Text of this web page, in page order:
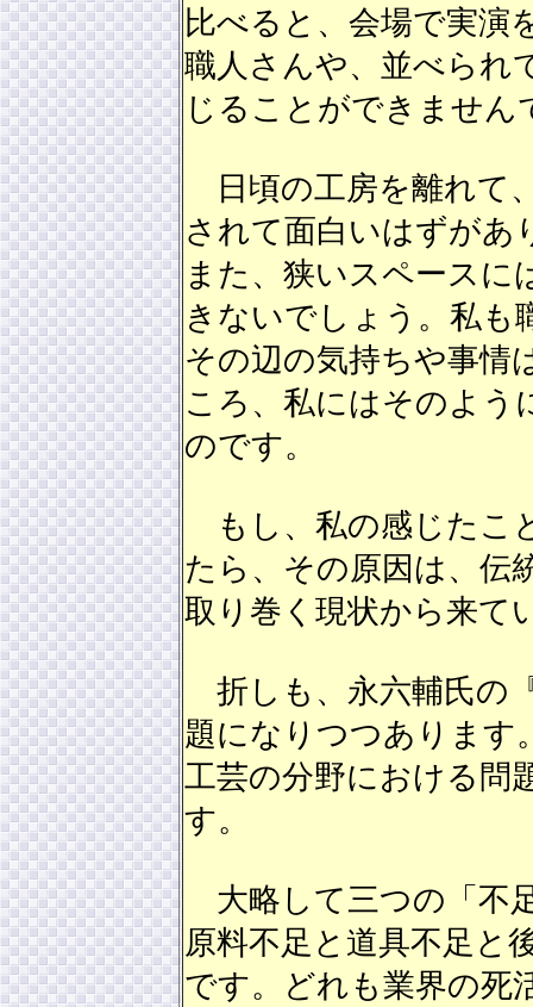
比べると、会場で実演
職人さんや、並べられ
じることができません
日頃の工房を離れて
されて面白いはずがあ
また、狭いスペースに
きないでしょう。私も
その辺の気持ちや事情
ころ、私にはそのよう
のです。
もし、私の感じたこ
たら、その原因は、伝
取り巻く現状から来て
折しも、永六輔氏の
題になりつつあります
工芸の分野における問
す。
大略して三つの「不
原料不足と道具不足と
です。どれも業界の死